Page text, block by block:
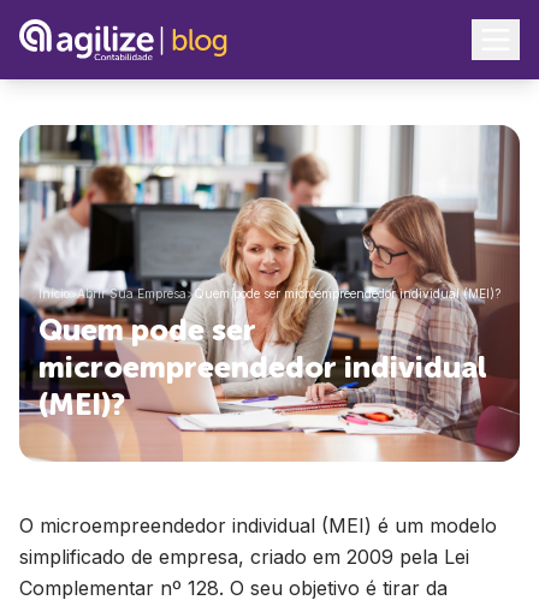
Início>Abrir Sua Empresa>Quem pode ser microempreendedor individual (MEI)?
Quem pode ser
microempreendedor individual
(MEI)?
O microempreendedor individual (MEI) é um modelo
simplificado de empresa, criado em 2009 pela Lei
Complementar nº 128. O seu objetivo é tirar da